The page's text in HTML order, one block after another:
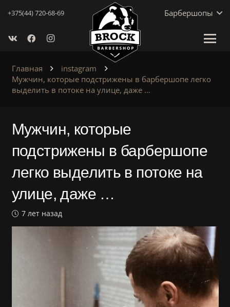
+375(44) 720-68-69 Барбершопы
Главная
instagram
Мужчин, которые подстрижены в барбершопе легко
выделить в потоке на улице, даже …
Мужчин, которые
подстрижены в барбершопе
легко выделить в потоке на
улице, даже …
7 лет назад